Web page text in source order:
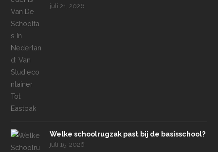
juli 21, 2026
Welke schoolrugzak past bij de basisschool?
juli 15, 2026